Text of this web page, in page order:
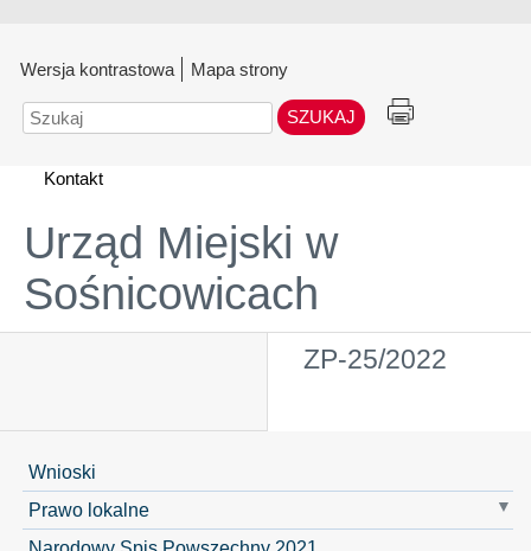
Wersja kontrastowa Mapa strony
Szukaj
Kontakt
Urząd Miejski w
Sośnicowicach
ZP-25/2022
Wnioski
Prawo lokalne